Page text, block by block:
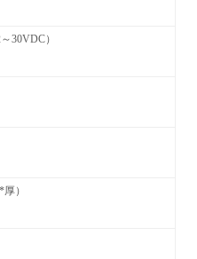
30VDC）
）